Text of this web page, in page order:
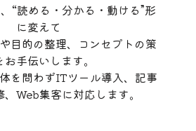
“読める・分かる・動ける”形
に変えて
目的の整理、コンセプトの策
お手伝いします。
を問わずITツール導入、記事
Web集客に対応します。